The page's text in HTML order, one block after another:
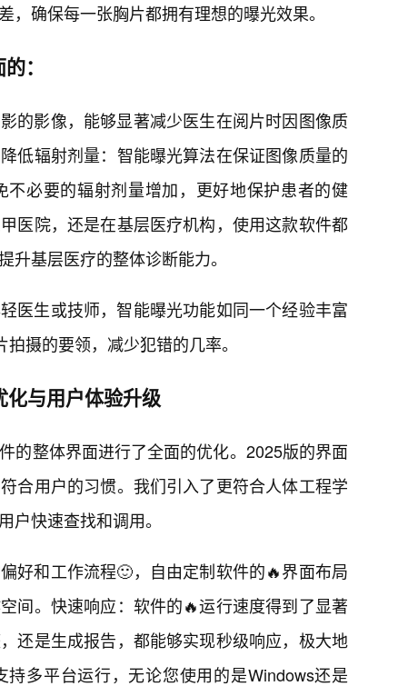
确保每一张胸片都拥有理想的曝光效果。
：
的影像，能够显著减少医生在阅片时因图像质
低辐射剂量：智能曝光算法在保证图像质量的
必要的辐射剂量增加，更好地保护患者的健
医院，还是在基层医疗机构，使用这款软件都
升基层医疗的整体诊断能力。
医生或技师，智能曝光功能如同一个经验丰富
摄的要领，减少犯错的几率。
化与用户体验升级
的整体界面进行了全面的优化。2025版的界面
合用户的习惯。我们引入了更符合人体工程学
户快速查找和调用。
好和工作流程🙂，自由定制软件的🔥界面布局
间。快速响应：软件的🔥运行速度得到了显著
还是生成报告，都能够实现秒级响应，极大地
多平台运行，无论您使用的是Windows还是